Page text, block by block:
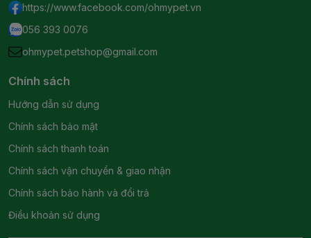
https://www.facebook.com/ohmypet.vn
056 393 0076
ohmypet.petshop@gmail.com
Chính sách
Hướng dẫn sử dụng
Chính sách bảo mật
Chính sách thanh toán
Chính sách vận chuyển & giao nhận
Chính sách bảo hành và đổi trả
Điều khoản sử dụng